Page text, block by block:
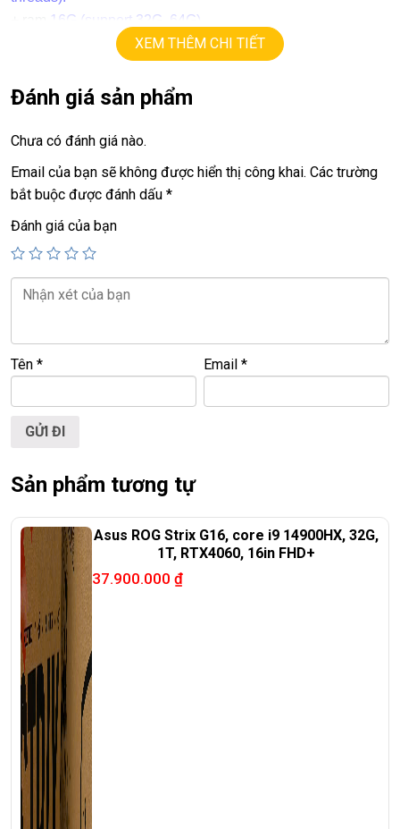
16G (support 32G, 64G)
+ Vga có 2vga:
==> intel UHD RaptorLake-S graphics
==> vga rờiNvida RTX4060
+ Pin 6h-8h
+ phím đèn led
.
Giá:33,9 tr
💻LAPTOP TRIỀU PHÁT • UY TÍN • CHẤT LƯỢNG • GIÁ
Website:
cam k
t chính hãng 100%
XEM THÊM CHI TIẾT
Đánh giá sản phẩm
Chưa có đánh giá nào.
Email của bạn sẽ không được hiển thị công khai. Các trường
bắt buộc được đánh dấu *
Đánh giá của bạn
Tên * Email*
Sản phẩm tương tự
Asus ROG Strix G16, core i9 14900HX, 32G,
1T, RTX4060, 16in FHD+
37.900.000 ₫